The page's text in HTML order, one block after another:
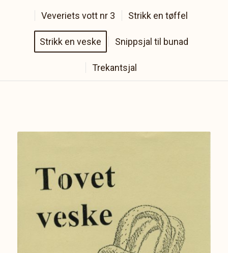
Veveriets vott nr 3 Strikk en tøffel
Strikk en veske Snippsjal til bunad
Trekantsjal